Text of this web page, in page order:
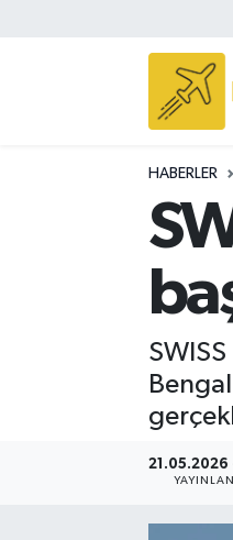
HABERLER
21.05.2026
Sivil Havacılık